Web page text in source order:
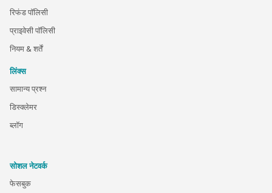
रिफंड पॉलिसी
प्राइवेसी पॉलिसी
नियम & शर्तें
लिंक्स
सामान्य प्रश्न
डिस्क्लेमर
ब्लॉग
सोशल नेटवर्क
फेसबुक